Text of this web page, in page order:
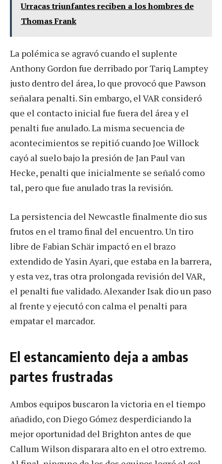
Urracas triunfantes reciben a los hombres de
Thomas Frank
La polémica se agravó cuando el suplente
Anthony Gordon fue derribado por Tariq Lamptey
justo dentro del área, lo que provocó que Pawson
señalara penalti. Sin embargo, el VAR consideró
que el contacto inicial fue fuera del área y el
penalti fue anulado. La misma secuencia de
acontecimientos se repitió cuando Joe Willock
cayó al suelo bajo la presión de Jan Paul van
Hecke, penalti que inicialmente se señaló como
tal, pero que fue anulado tras la revisión.
La persistencia del Newcastle finalmente dio sus
frutos en el tramo final del encuentro. Un tiro
libre de Fabian Schär impactó en el brazo
extendido de Yasin Ayari, que estaba en la barrera,
y esta vez, tras otra prolongada revisión del VAR,
el penalti fue validado. Alexander Isak dio un paso
al frente y ejecutó con calma el penalti para
empatar el marcador.
El estancamiento deja a ambas
partes frustradas
Ambos equipos buscaron la victoria en el tiempo
añadido, con Diego Gómez desperdiciando la
mejor oportunidad del Brighton antes de que
Callum Wilson disparara alto en el otro extremo.